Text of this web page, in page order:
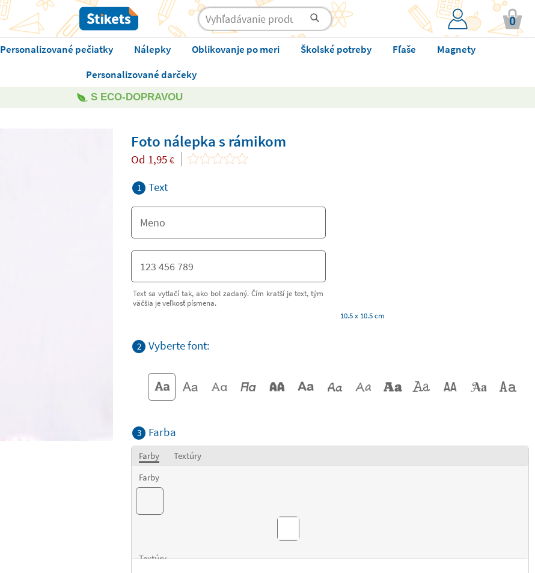
0
Personalizované pečiatky Nálepky Oblikovanje po meri Školské potreby Fľaše
Magnety
Personalizované darčeky
S ECO-DOPRAVOU
Foto nálepka s rámikom
Od 1,95 €
1 Text
Text sa vytlačí tak, ako bol zadaný. Čím kratší je text, tým
väčšia je veľkosť písmena.
10.5 x 10.5 cm
2 Vyberte font:
3 Farba
Farby
Textúry
Farby
Textúry